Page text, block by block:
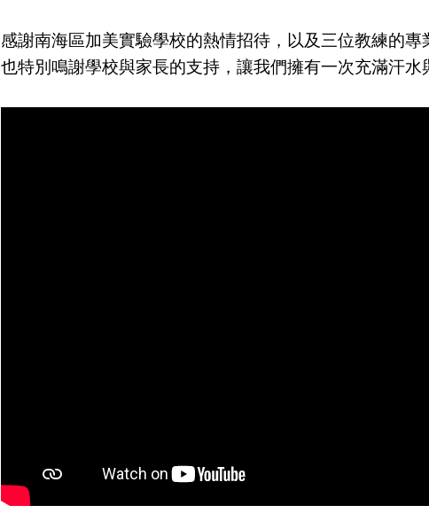
感謝南海區加美實驗學校的熱情招待，以及三位教練的專
也特別鳴謝學校與家長的支持，讓我們擁有一次充滿汗水